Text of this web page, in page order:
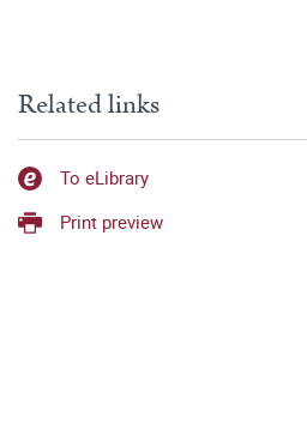
Related links
To eLibrary
Print preview